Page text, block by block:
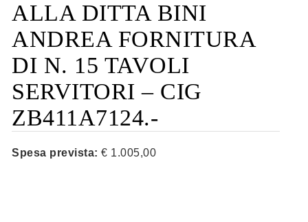
ALLA DITTA BINI
ANDREA FORNITURA
DI N. 15 TAVOLI
SERVITORI – CIG
ZB411A7124.-
Spesa prevista: € 1.005,00